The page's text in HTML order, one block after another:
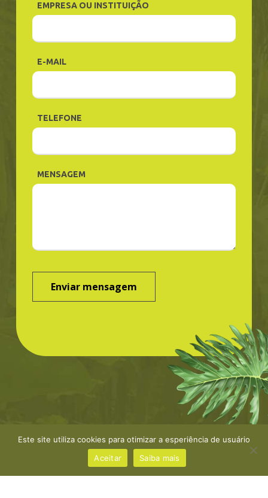
EMPRESA OU INSTITUIÇÃO
E-MAIL
TELEFONE
MENSAGEM
©Greenbond | site porNaçãoDesign |Política de
privacidade
Este site utiliza cookies para otimizar a esperiência de usuário
Aceitar
Saiba mais